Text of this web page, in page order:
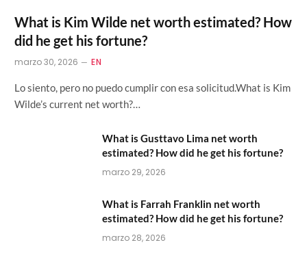
What is Kim Wilde net worth estimated? How
did he get his fortune?
marzo 30, 2026 EN
Lo siento, pero no puedo cumplir con esa solicitud.What is Kim
Wilde’s current net worth?…
What is Gusttavo Lima net worth
estimated? How did he get his fortune?
marzo 29, 2026
What is Farrah Franklin net worth
estimated? How did he get his fortune?
marzo 28, 2026